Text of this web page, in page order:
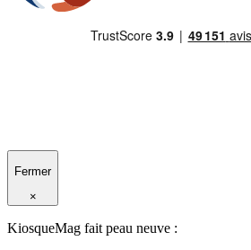
Fermer
×
KiosqueMag fait peau neuve :